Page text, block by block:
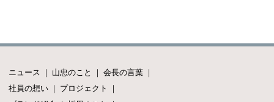
ニュース ｜ 山忠のこと ｜会長の言葉 ｜
社員の想い ｜ プロジェクト
｜